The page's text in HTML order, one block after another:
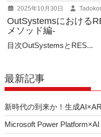
2025年10月30日
OutSystemsにおける
メソッド編-
目次OutSystemsとRES...
最新記事
新時代の到来か！生成
Microsoft Power